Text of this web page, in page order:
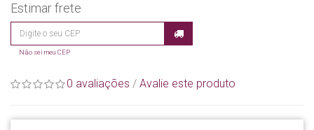
Estimar frete
Não sei meu CEP
0 avaliações / Avalie este produto